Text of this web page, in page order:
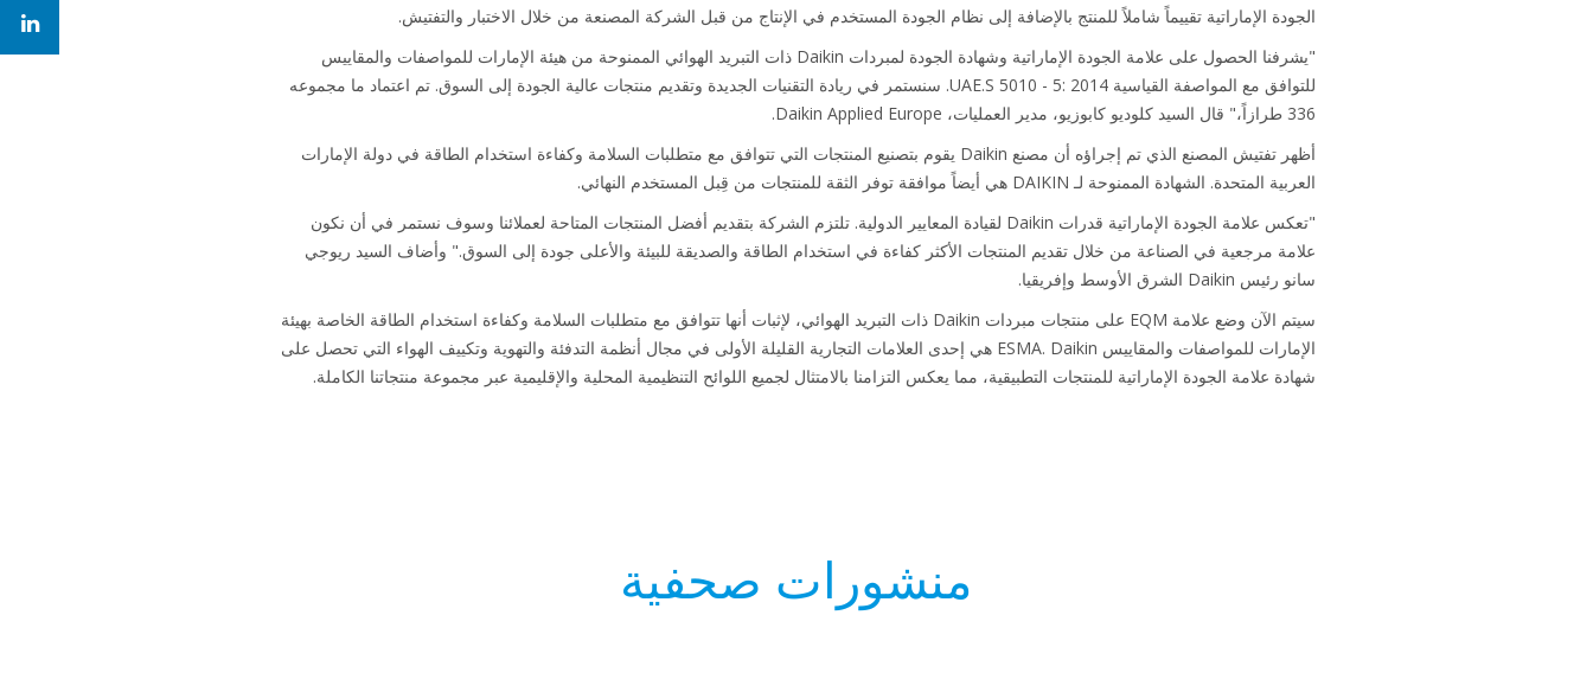
الجودة الإماراتية تقييماً شاملاً للمنتج بالإضافة إلى نظام الجودة المستخدم في الإنتاج من قبل الشركة المصنعة من خلال الاختبار والتفتيش.
"يشرفنا الحصول على علامة الجودة الإماراتية وشهادة الجودة لمبردات Daikin ذات التبريد الهوائي الممنوحة من هيئة الإمارات للمواصفات والمقاييس
للتوافق مع المواصفة القياسية UAE.S 5010 - 5: 2014. سنستمر في ريادة التقنيات الجديدة وتقديم منتجات عالية الجودة إلى السوق. تم اعتماد ما مجموعه
336 طرازاً،" قال السيد كلوديو كابوزيو، مدير العمليات، Daikin Applied Europe.
أظهر تفتيش المصنع الذي تم إجراؤه أن مصنع Daikin يقوم بتصنيع المنتجات التي تتوافق مع متطلبات السلامة وكفاءة استخدام الطاقة في دولة الإمارات
العربية المتحدة. الشهادة الممنوحة لـ DAIKIN هي أيضاً موافقة توفر الثقة للمنتجات من قِبل المستخدم النهائي.
"تعكس علامة الجودة الإماراتية قدرات Daikin لقيادة المعايير الدولية. تلتزم الشركة بتقديم أفضل المنتجات المتاحة لعملائنا وسوف نستمر في أن نكون
علامة مرجعية في الصناعة من خلال تقديم المنتجات الأكثر كفاءة في استخدام الطاقة والصديقة للبيئة والأعلى جودة إلى السوق." وأضاف السيد ريوجي
سانو رئيس Daikin الشرق الأوسط وإفريقيا.
سيتم الآن وضع علامة EQM على منتجات مبردات Daikin ذات التبريد الهوائي، لإثبات أنها تتوافق مع متطلبات السلامة وكفاءة استخدام الطاقة الخاصة بهيئة
الإمارات للمواصفات والمقاييس ESMA. Daikin هي إحدى العلامات التجارية القليلة الأولى في مجال أنظمة التدفئة والتهوية وتكييف الهواء التي تحصل على
شهادة علامة الجودة الإماراتية للمنتجات التطبيقية، مما يعكس التزامنا بالامتثال لجميع اللوائح التنظيمية المحلية والإقليمية عبر مجموعة منتجاتنا الكاملة.
منشورات صحفية